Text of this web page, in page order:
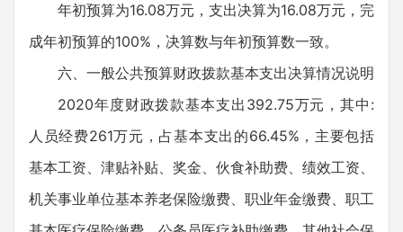
年初预算为16.08万元，支出决算为16.08万元，完
成年初预算的100%，决算数与年初预算数一致。
六、一般公共预算财政拨款基本支出决算情况说明
2020年度财政拨款基本支出392.75万元，其中:
人员经费261万元，占基本支出的66.45%，主要包括
基本工资、津贴补贴、奖金、伙食补助费、绩效工资、
机关事业单位基本养老保险缴费、职业年金缴费、职工